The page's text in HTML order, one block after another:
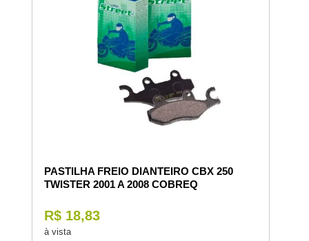
PASTILHA FREIO DIANTEIRO CBX 250
TWISTER 2001 A 2008 COBREQ
R$ 18,83
à vista